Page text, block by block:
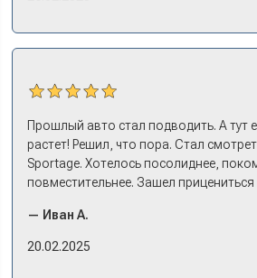
Прошлый авто стал подводить. А тут
растет! Решил, что пора. Стал
Sportage. Хотелось посолиднее,
повместительнее. Зашел
и прям мое! Даже не скажешь, что
вылезая из него и порешали.
— Иван А.
20.02.2025